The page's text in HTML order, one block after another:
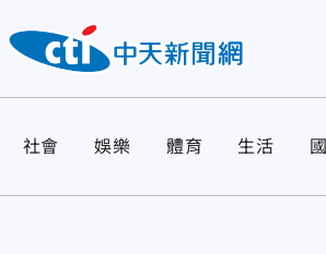
社會 娛樂 體育 生活